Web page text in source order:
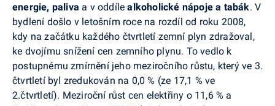
energie, paliva a v oddílealkoholické nápoje a tabák. V
bydlení došlo v letošním roce na rozdíl od roku 2008,
kdy na začátku každého čtvrtletí zemní plyn zdražoval,
ke dvojímu snížení cen zemního plynu. To vedlo k
postupnému zmírnění jeho meziročního růstu, který ve 3.
čtvrtletí byl zredukován na 0,0 % (ze 17,1 % ve
2.čtvrtletí). Meziroční růst cen elektřiny o 11,6 % a